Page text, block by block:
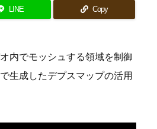
LINE Copy
内でモッシュする領域を制御
生成したデプスマップの活用